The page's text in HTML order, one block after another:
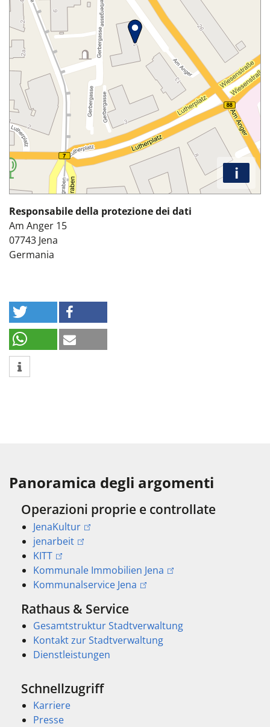
i
Responsabile della protezione dei dati
Am Anger 15
07743 Jena
Germania
Panoramica degli argomenti
Operazioni proprie e controllate
JenaKultur
jenarbeit
KITT
Kommunale Immobilien Jena
Kommunalservice Jena
Rathaus & Service
Gesamtstruktur Stadtverwaltung
Kontakt zur Stadtverwaltung
Dienstleistungen
Schnellzugriff
Karriere
Presse